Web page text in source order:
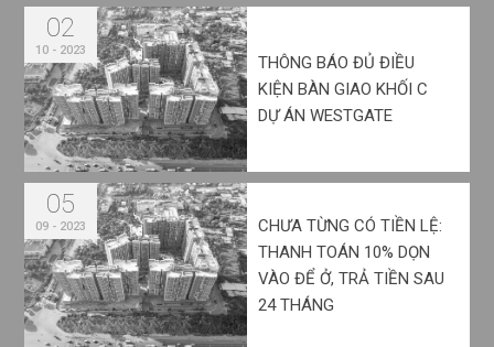
02
10 - 2023
THÔNG BÁO ĐỦ ĐIỀU
KIỆN BÀN GIAO KHỐI C
DỰ ÁN WESTGATE
05
09 - 2023
CHƯA TỪNG CÓ TIỀN LỆ:
THANH TOÁN 10% DỌN
VÀO ĐỂ Ở, TRẢ TIỀN SAU
24 THÁNG